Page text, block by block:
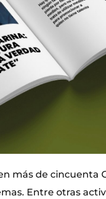
más de cincuenta
Entre otras